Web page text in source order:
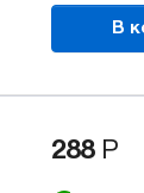
В
288 Р